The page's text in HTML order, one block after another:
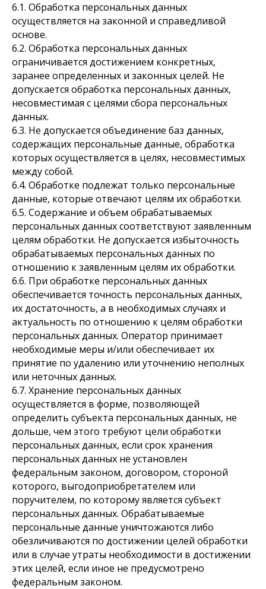
6.1. Обработка персональных данных
осуществляется на законной и справедливой
основе.
6.2. Обработка персональных данных
ограничивается достижением конкретных,
заранее определенных и законных целей. Не
допускается обработка персональных данных,
несовместимая с целями сбора персональных
данных.
6.3. Не допускается объединение баз данных,
содержащих персональные данные, обработка
которых осуществляется в целях, несовместимых
между собой.
6.4. Обработке подлежат только персональные
данные, которые отвечают целям их обработки.
6.5. Содержание и объем обрабатываемых
персональных данных соответствуют заявленным
целям обработки. Не допускается избыточность
обрабатываемых персональных данных по
отношению к заявленным целям их обработки.
6.6. При обработке персональных данных
обеспечивается точность персональных данных,
их достаточность, а в необходимых случаях и
актуальность по отношению к целям обработки
персональных данных. Оператор принимает
необходимые меры и/или обеспечивает их
принятие по удалению или уточнению неполных
или неточных данных.
6.7. Хранение персональных данных
осуществляется в форме, позволяющей
определить субъекта персональных данных, не
дольше, чем этого требуют цели обработки
персональных данных, если срок хранения
персональных данных не установлен
федеральным законом, договором, стороной
которого, выгодоприобретателем или
поручителем, по которому является субъект
персональных данных. Обрабатываемые
персональные данные уничтожаются либо
обезличиваются по достижении целей обработки
или в случае утраты необходимости в достижении
этих целей, если иное не предусмотрено
федеральным законом.